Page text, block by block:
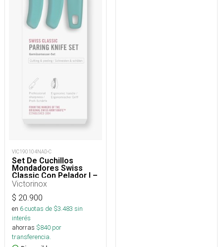
VIC190104NAD-C
Set De Cuchillos
Mondadores Swiss
Classic Con Pelador I –
3 piezas
Victorinox
$ 20.900
en 6cuotas de $3.483 sin
interés
ahorras $840 por
transferencia.